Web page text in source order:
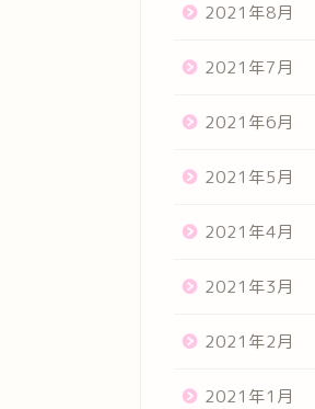
2021年8月
2021年7月
2021年6月
2021年5月
2021年4月
2021年3月
2021年2月
2021年1月